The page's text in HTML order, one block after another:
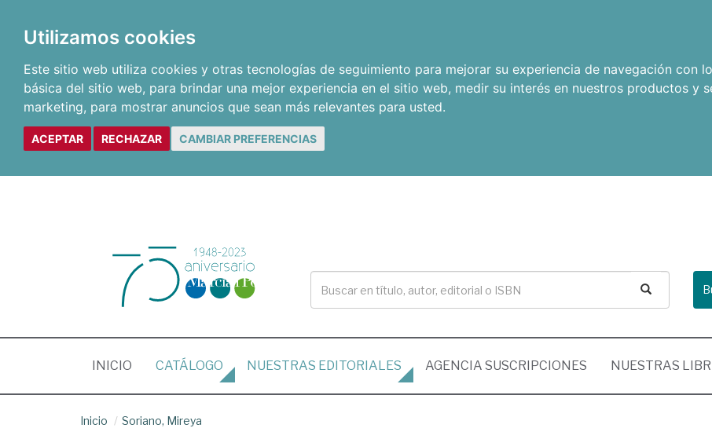
Utilizamos cookies
Este sitio web utiliza cookies y otras tecnologías de seguimiento para mejorar su experiencia de navegación con
básica del sitio web, para brindar una mejor experiencia en el sitio web, medir su interés en nuestros productos y
marketing, para mostrar anuncios que sean más relevantes para usted.
ACEPTAR RECHAZAR CAMBIAR PREFERENCIAS
INICIO (CURRENT)
CATÁLOGO NUESTRAS EDITORIALES AGENCIA SUSCRIPCIONES NUESTRAS
Inicio Soriano, Mireya